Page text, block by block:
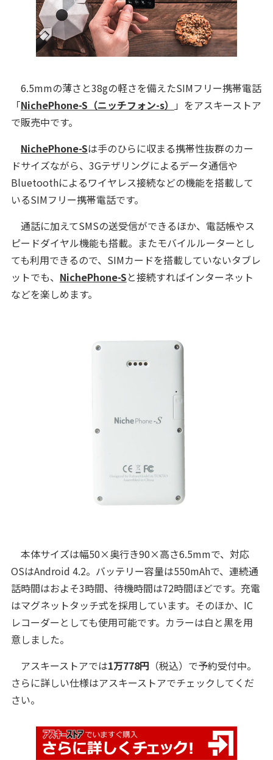
6.5mmの薄さと38gの軽さを備えたSIMフリー携帯電話
「NichePhone-S（ニッチフォン-s）
」をアスキーストア
で販売中です。
NichePhone-Sは手のひらに収まる携帯性抜群のカー
ドサイズながら、3Gテザリングによるデータ通信や
Bluetoothによるワイヤレス接続などの機能を搭載して
いるSIMフリー携帯電話です。
通話に加えてSMSの送受信ができるほか、電話帳やス
ピードダイヤル機能も搭載。またモバイルルーターとし
ても利用できるので、SIMカードを搭載していないタブレ
ットでも、 NichePhone-Sと接続すればインターネット
などを楽しめます。
本体サイズは幅50×奥行き90×高さ6.5mmで、対応
OSはAndroid 4.2。バッテリー容量は550mAhで、連続通
話時間はおよそ3時間、待機時間は72時間ほどです。充電
はマグネットタッチ式を採用しています。そのほか、IC
レコーダーとしても使用可能です。カラーは白と黒を用
意しました。
アスキーストアでは1万778円 （税込）で予約受付中。
さらに詳しい仕様はアスキーストアでチェックしてくだ
さい。